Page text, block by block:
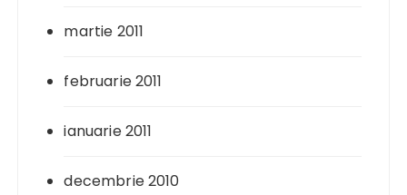
martie 2011
februarie 2011
ianuarie 2011
decembrie 2010